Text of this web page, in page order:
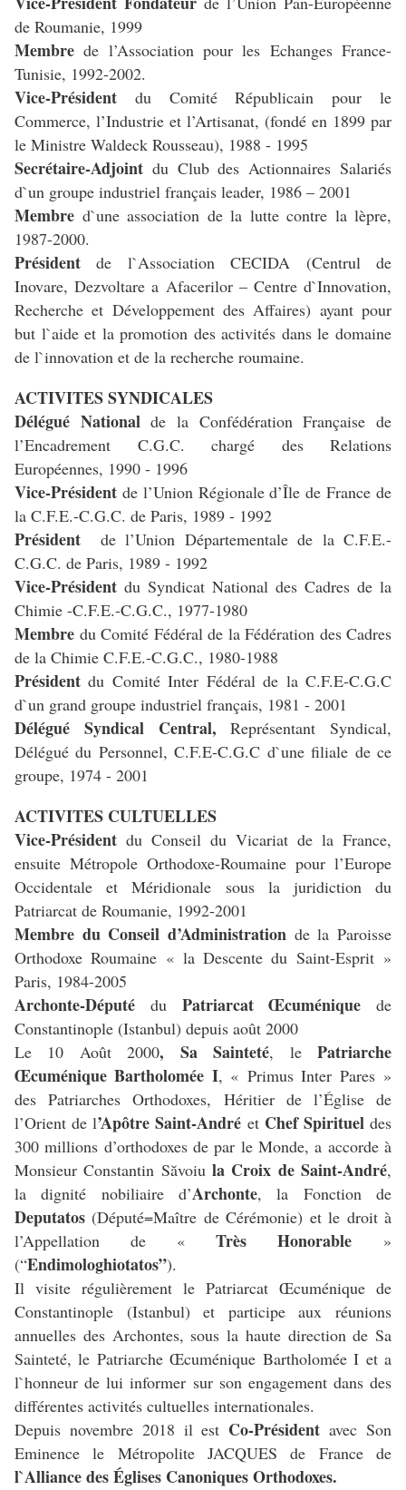
de Roumanie, 1999
Membre de l’Association pour les Echanges France-
Tunisie, 1992-2002.
Vice-Président du Comité Républicain pour le
Commerce, l’Industrie et l’Artisanat, (fondé en 1899 par
le Ministre Waldeck Rousseau), 1988 - 1995
Secrétaire-Adjoint du Club des Actionnaires Salariés
d`un groupe industriel français leader, 1986 – 2001
Membre d`une association de la lutte contre la lèpre,
1987-2000.
Présidentde l`Association CECIDA (Centrul de
Inovare, Dezvoltare a Afacerilor – Centre d`Innovation,
Recherche et Développement des Affaires) ayant pour
but l`aide et la promotion des activités dans le domaine
de l`innovation et de la recherche roumaine.
ACTIVITES SYNDICALES
Délégué Nationalde la Confédération Française de
l’Encadrement C.G.C. chargé des Relations
Européennes, 1990 - 1996
Vice-Président de l’Union Régionale d’Île de France de
la C.F.E.-C.G.C. de Paris, 1989 - 1992
Président
de l’Union Départementale de la C.F.E.-
C.G.C. de Paris, 1989 - 1992
Vice-Président du Syndicat National des Cadres de la
Chimie -C.F.E.-C.G.C., 1977-1980
Membre du Comité Fédéral de la Fédération des Cadres
de la Chimie C.F.E.-C.G.C., 1980-1988
Président du Comité Inter Fédéral de la C.F.E-C.G.C
d`un grand groupe industriel français, 1981 - 2001
Délégué Syndical Central,Représentant Syndical,
Délégué du Personnel, C.F.E-C.G.C d`une filiale de ce
groupe, 1974 - 2001
ACTIVITES CULTUELLES
Vice-Président du Conseil du Vicariat de la France,
ensuite Métropole Orthodoxe-Roumaine pour l’Europe
Occidentale et Méridionale sous la juridiction du
Patriarcat de Roumanie, 1992-2001
Membre du Conseil d’Administration de la Paroisse
Orthodoxe Roumaine « la Descente du Saint-Esprit »
Paris, 1984-2005
Archonte-Député du Patriarcat Œcuménique de
Constantinople (Istanbul) depuis août 2000
Le 10 Août 2000, Sa Sainteté, lePatriarche
Œcuménique Bartholomée I, « Primus Inter Pares »
des Patriarches Orthodoxes, Héritier de l’Église de
l’Orient de l’Apôtre Saint-André et Chef Spiritueldes
300 millions d’orthodoxes de par le Monde, a accorde à
Monsieur Constantin Săvoiu la Croix de Saint-André,
la dignité nobiliaire d’Archonte, la Fonction de
Deputatos (Député=Maître de Cérémonie) et le droit à
l’Appellation de «Très Honorable »
(“Endimologhiotatos”).
Il visite régulièrement le Patriarcat Œcuménique de
Constantinople (Istanbul) et participe aux réunions
annuelles des Archontes, sous la haute direction de Sa
Sainteté, le Patriarche Œcuménique Bartholomée I et a
l`honneur de lui informer sur son engagement dans des
différentes activités cultuelles internationales.
Depuis novembre 2018 il est Co-Présidentavec Son
Eminence le Métropolite JACQUES de France de
l`Alliance des Églises Canoniques Orthodoxes.